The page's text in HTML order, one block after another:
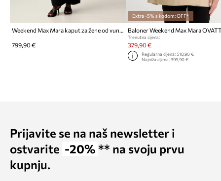
Weekend Max Mara kaput za žene od vune WKDRESINA
799,90 €
Extra -5% s kodom: OFF*
Baloner Weekend Max Mara
Trenutna cijena:
379,90 €
Regularna cijena: 518,90 €
Najniža cijena: 399,90 €
Prijavite se na naš newsletter i
ostvarite -20% ** na svoju prvu
kupnju.